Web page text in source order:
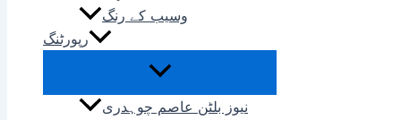
وسیب کے رنگ
رپورٹنگ
نیوز بلٹن عاصم چوہدری